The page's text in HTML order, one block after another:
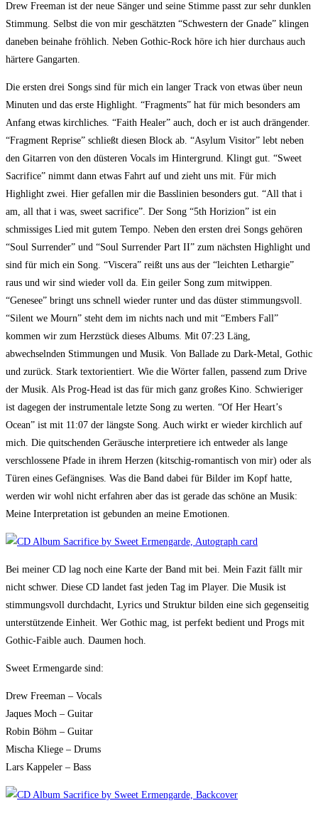
Drew Freeman ist der neue Sänger und seine Stimme passt zur sehr dunklen
Stimmung. Selbst die von mir geschätzten “Schwestern der Gnade” klingen
daneben beinahe fröhlich. Neben Gothic-Rock höre ich hier durchaus auch
härtere Gangarten.
Die ersten drei Songs sind für mich ein langer Track von etwas über neun
Minuten und das erste Highlight. “Fragments” hat für mich besonders am
Anfang etwas kirchliches. “Faith Healer” auch, doch er ist auch drängender.
“Fragment Reprise” schließt diesen Block ab. “Asylum Visitor” lebt neben
den Gitarren von den düsteren Vocals im Hintergrund. Klingt gut. “Sweet
Sacrifice” nimmt dann etwas Fahrt auf und zieht uns mit. Für mich
Highlight zwei. Hier gefallen mir die Basslinien besonders gut. “All that i
am, all that i was, sweet sacrifice”. Der Song “5th Horizion” ist ein
schmissiges Lied mit gutem Tempo. Neben den ersten drei Songs gehören
“Soul Surrender” und “Soul Surrender Part II” zum nächsten Highlight und
sind für mich ein Song. “Viscera” reißt uns aus der “leichten Lethargie”
raus und wir sind wieder voll da. Ein geiler Song zum mitwippen.
“Genesee” bringt uns schnell wieder runter und das düster stimmungsvoll.
“Silent we Mourn” steht dem im nichts nach und mit “Embers Fall”
kommen wir zum Herzstück dieses Albums. Mit 07:23 Läng,
abwechselnden Stimmungen und Musik. Von Ballade zu Dark-Metal, Gothic
und zurück. Stark textorientiert. Wie die Wörter fallen, passend zum Drive
der Musik. Als Prog-Head ist das für mich ganz großes Kino. Schwieriger
ist dagegen der instrumentale letzte Song zu werten. “Of Her Heart’s
Ocean” ist mit 11:07 der längste Song. Auch wirkt er wieder kirchlich auf
mich. Die quitschenden Geräusche interpretiere ich entweder als lange
verschlossene Pfade in ihrem Herzen (kitschig-romantisch von mir) oder als
Türen eines Gefängnises. Was die Band dabei für Bilder im Kopf hatte,
werden wir wohl nicht erfahren aber das ist gerade das schöne an Musik:
Meine Interpretation ist gebunden an meine Emotionen.
Bei meiner CD lag noch eine Karte der Band mit bei. Mein Fazit fällt mir
nicht schwer. Diese CD landet fast jeden Tag im Player. Die Musik ist
stimmungsvoll durchdacht, Lyrics und Struktur bilden eine sich gegenseitig
unterstützende Einheit. Wer Gothic mag, ist perfekt bedient und Progs mit
Gothic-Faible auch. Daumen hoch.
Sweet Ermengarde sind:
Drew Freeman – Vocals
Jaques Moch – Guitar
Robin Böhm – Guitar
Mischa Kliege – Drums
Lars Kappeler – Bass